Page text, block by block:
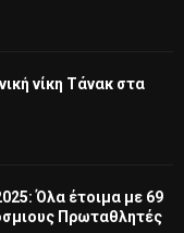
νίκη Τάνακ στα
Όλα έτοιμα με 69
Πρωταθλητές